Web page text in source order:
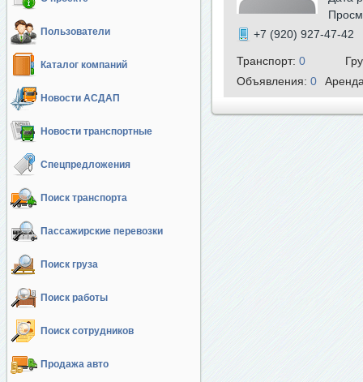
Пользователи
Каталог компаний
Новости АСДАП
Новости транспортные
Спецпредложения
Поиск транспорта
Пассажирские перевозки
Поиск груза
Поиск работы
Поиск сотрудников
Продажа авто
+7 (920) 927-47-42
Транспорт: 0
Объявления: 0